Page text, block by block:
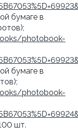
бумаге в
photobook-
бумаге в
photobook-
шт.